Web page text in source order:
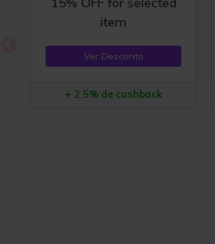
item
Ver Desconto
+ 2,5% de cashback